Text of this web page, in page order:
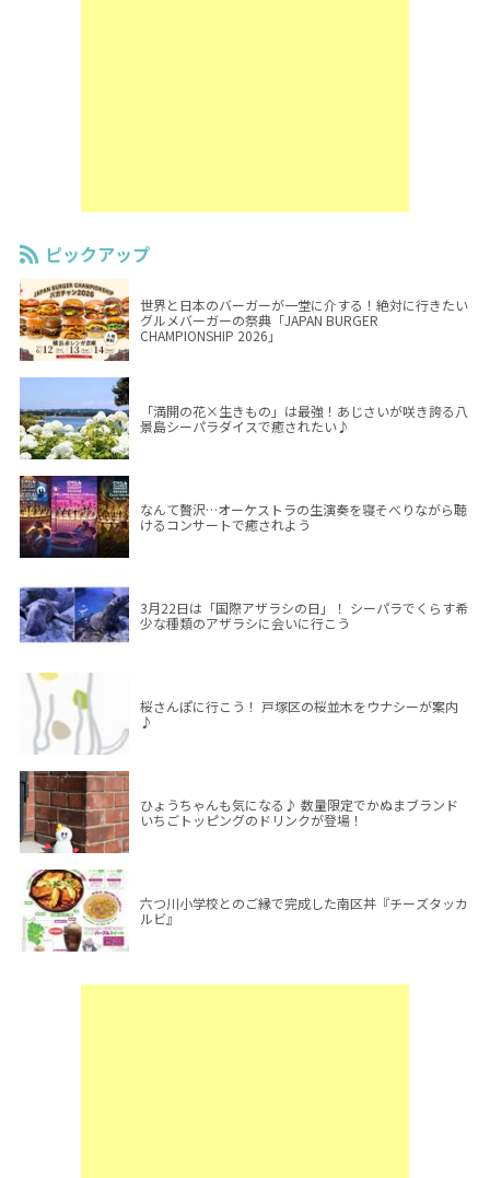
ピックアップ
世界と日本のバーガーが一堂に介する！絶対に行きたい
グルメバーガーの祭典「JAPAN BURGER
CHAMPIONSHIP 2026」
「満開の花×生きもの」は最強！あじさいが咲き誇る八
景島シーパラダイスで癒されたい♪
なんて贅沢…オーケストラの生演奏を寝そべりながら聴
けるコンサートで癒されよう
3月22日は「国際アザラシの日」！ シーパラでくらす希
少な種類のアザラシに会いに行こう
桜さんぽに行こう！ 戸塚区の桜並木をウナシーが案内
♪
ひょうちゃんも気になる♪ 数量限定でかぬまブランド
いちごトッピングのドリンクが登場！
六つ川小学校とのご縁で完成した南区丼『チーズタッカ
ルビ』